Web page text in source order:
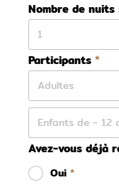
Nombre de nuits
Participants
Avez-vous déjà
Oui